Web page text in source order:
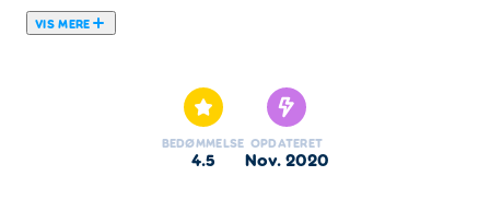
VIS MERE
Tag igennem hver labyrint-level og indsaml frugt for at
score points. Få fat i alle frugterne uden at blive fanget,
og nyd din lækre dessert!
BEDØMMELSE
4.5
OPDATERET
nov. 2020